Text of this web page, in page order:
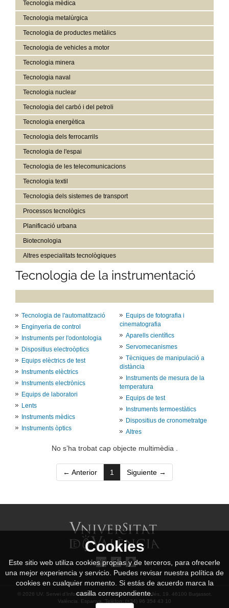
Tecnologia mèdica
Tecnologia metalùrgica
Tecnologia de productes metàlics
Tecnologia de vehicles a motor
Tecnologia minera
Tecnologia naval
Tecnologia nuclear
Tecnologia del carbó i del petroli
Tecnologia energètica
Tecnologia dels ferrocarrils
Tecnologia de l'espai
Tecnologia de les telecomunicacions
Tecnologia textil
Tecnologia dels sistemes de transport
Processos tecnològics
Planificació urbana
Biotecnologia
Altres especialitats tecnològiques
Tecnologia de la instrumentació
Tecnologia de l'automatització
Enginyeria de control
Instruments per l'odontologia
Dispositius electroòptics
Equips elèctrics de test
Instruments elèctrics
Instruments electrònics
Equips de laboratori
Lents
Instruments mèdics
Instruments òptics
Equips de fotografia i
cinematografia
Aparells científics
Servomecanismes
Tècniques de manipulació a
distància
Instruments de mesura de la
temperatura
Equips de test
Instruments termoestàtics
Dispositius de cronometratge
Altres
No s’ha trobat cap objecte multimèdia .
← Anterior 1 (current)
Siguiente →
© 2026 UV. Servei d’Informàtica. - Av. Vicent Andrés Estellés, 19. 46100 Burjassot.
València. Espanya. Telèfon: (+34) 96 354 43 10
Cookies
Este sitio web utiliza cookies propias y de terceros, para ofrecerle
una mejor experiencia y servicio. Puedes revisar nuestra política de
cookies en cualquier momento. Si estás de acuerdo marca la
casilla correspondiente.